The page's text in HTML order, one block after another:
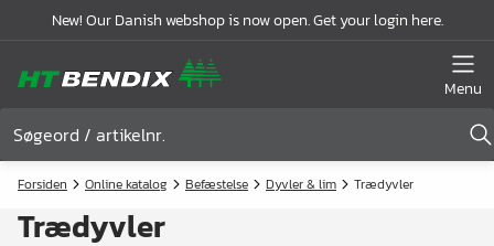
New! Our Danish webshop is now open. Get your login here.
Menu
Forsiden Online katalog Befæstelse Dyvler & lim Trædyvler
Trædyvler